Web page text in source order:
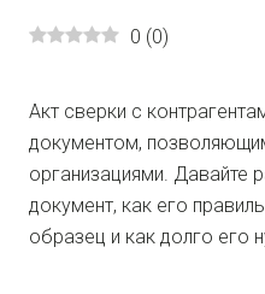
0 (0)
Акт сверки с
документом,
организациями. Давайте
документ, как его
образец и как долго его